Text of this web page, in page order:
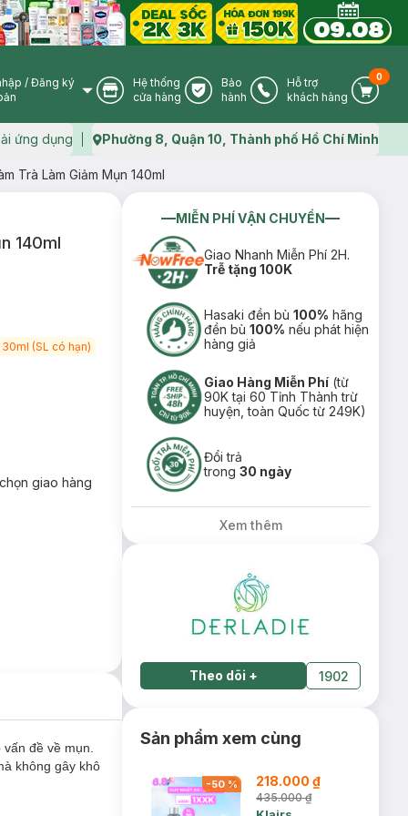
User Icon
/ Đăng ký
Store Icon
Hệ thống
cửa hàng
Warranty Icon
Bảo
hành
Phone Icon
Hỗ trợ
khách hàng
Cart
0
ứng dụng Map icon
Phường 8, Quận 10, Thành phố Hồ Chí Minh
Trà Làm Giảm Mụn 140ml
140ml
(SL có hạn)
giao hàng
đề về mụn.
không gây khô
MIỄN PHÍ VẬN CHUYỂN
Giao Nhanh Miễn Phí 2H.
Trễ tặng 100K
Hasaki đền bù100% hãng
đền bù100% nếu phát hiện
hàng giả
Giao Hàng Miễn Phí (từ
90K tại 60 Tỉnh Thành trừ
huyện, toàn Quốc từ 249K)
Đổi trả
trong30 ngày
Xem thêm
Theo dõi + 1902
Sản phẩm xem cùng
-50% 218.000 ₫
435.000 ₫